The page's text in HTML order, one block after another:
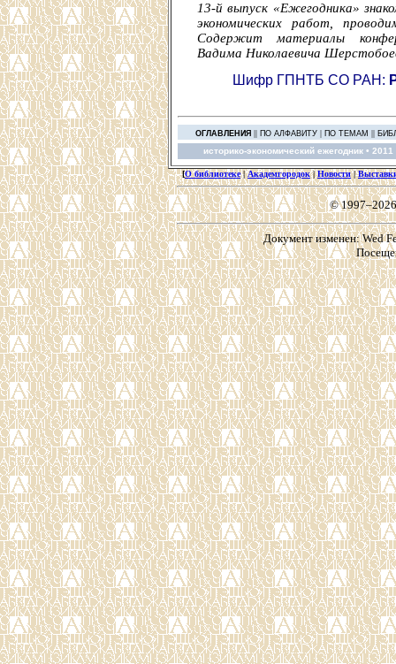
13-й выпуск «Ежегодника»
экономических работ,
Содержит материалы
Вадима Николаевича
Шифр ГПНТБ СО РАН:
ОГЛАВЛЕНИЯ|| ПО АЛФАВИТУ| ПО ТЕМАМ ||
историко-экономический ежегодник • 2011
[О библиотеке|Академгородок|Новости|
©
Документ изменен: Wed